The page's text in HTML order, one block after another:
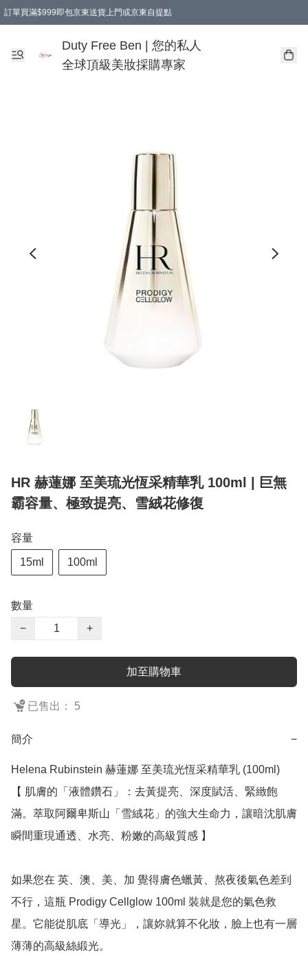
訂單買滿$999即包京東送貨上門或京東自提點
Duty Free Ben | 您的私人
全球頂級美妝採購專家
HR 赫蓮娜 至美琉光恆采精華乳 100ml | 巨無
霸容量、極致提亮、雪絨花修復
容量
15ml 100ml
數量
−
+
加至購物車
已售出： 5
簡介 −
Helena Rubinstein 赫蓮娜 至美琉光恆采精華乳 (100ml)
【 肌膚的「液體鑽石」：去黃提亮、深度賦活、緊緻飽
滿。萃取阿爾卑斯山「雪絨花」的強大生命力，讓暗沈肌膚
瞬間重現通透、水亮、粉嫩的高級質感 】
如果您在 英、澳、美、加 覺得膚色蠟黃、熬夜後氣色差到
不行，這瓶 Prodigy Cellglow 100ml 裝就是您的氣色救
星。它能從肌底「導光」，讓妳就算不化妝，臉上也有一層
薄薄的高級絲緞光。